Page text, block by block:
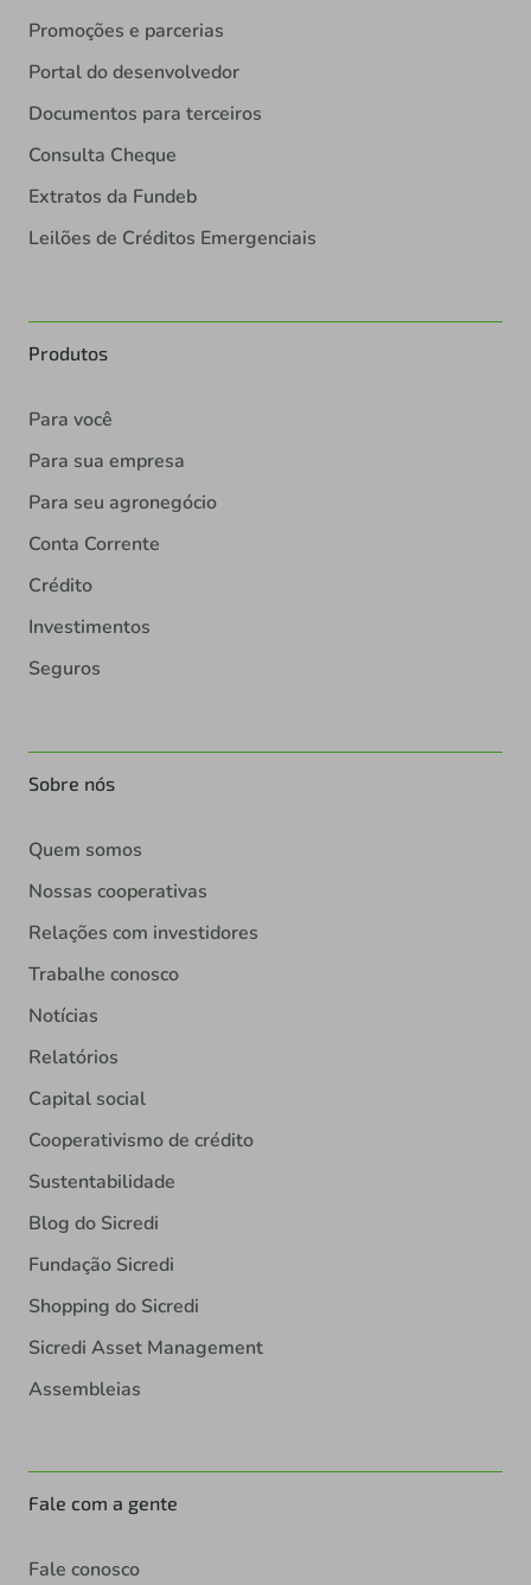
Promoções e parcerias
Portal do desenvolvedor
Documentos para terceiros
Consulta Cheque
Extratos da Fundeb
Leilões de Créditos Emergenciais
Produtos
Para você
Para sua empresa
Para seu agronegócio
Conta Corrente
Crédito
Investimentos
Seguros
Sobre nós
Quem somos
Nossas cooperativas
Relações com investidores
Trabalhe conosco
Notícias
Relatórios
Capital social
Cooperativismo de crédito
Sustentabilidade
Blog do Sicredi
Fundação Sicredi
Shopping do Sicredi
Sicredi Asset Management
Assembleias
Fale com a gente
Fale conosco